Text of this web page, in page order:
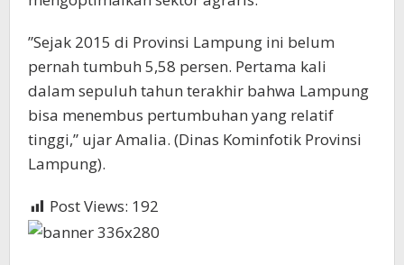
​”Sejak 2015 di Provinsi Lampung ini belum
pernah tumbuh 5,58 persen. Pertama kali
dalam sepuluh tahun terakhir bahwa Lampung
bisa menembus pertumbuhan yang relatif
tinggi,” ujar Amalia. (Dinas Kominfotik Provinsi
Lampung).
Post Views: 192